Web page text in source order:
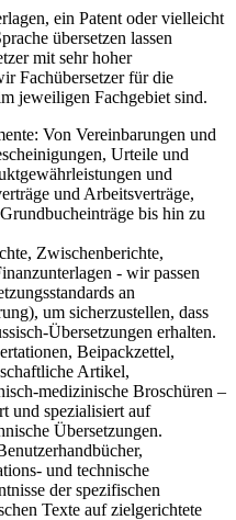
ein Patent oder vielleicht
übersetzen lassen
mit sehr hoher
Fachübersetzer für die
jeweiligen Fachgebiet sind.
Von Vereinbarungen und
Urteile und
und
und Arbeitsverträge,
bis hin zu
Zwischenberichte,
- wir passen
an
um sicherzustellen, dass
Übersetzungen erhalten.
Beipackzettel,
Artikel,
medizinische Broschüren –
und spezialisiert auf
Übersetzungen.
und technische
der spezifischen
Texte auf zielgerichtete